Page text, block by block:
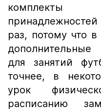
раз, потому что
для занятий
точнее, в
урок
расписанию